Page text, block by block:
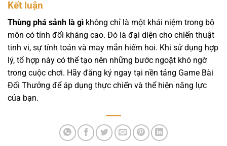
Kết luận
Thùng phá sảnh là gì không chỉ là một khái niệm trong bộ
môn có tính đối kháng cao. Đó là đại diện cho chiến thuật
tinh vi, sự tính toán và may mắn hiếm hoi. Khi sử dụng hợp
lý, tổ hợp này có thể tạo nên những bước ngoặt khó ngờ
trong cuộc chơi. Hãy đăng ký ngay tại nền tảng Game Bài
Đổi Thưởng để áp dụng thực chiến và thể hiện năng lực
của bạn.